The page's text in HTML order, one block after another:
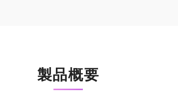
製品概要